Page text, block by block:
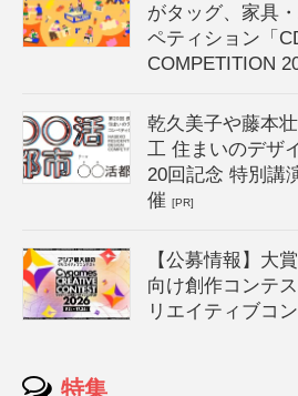
がタッグ、家具
ペティション「
COMPETITION
乾久美子や藤本
工 住まいのデザ
20回記念 特別講
催[PR]
【公募情報】大
向け創作コンテ
リエイティブコ
特集